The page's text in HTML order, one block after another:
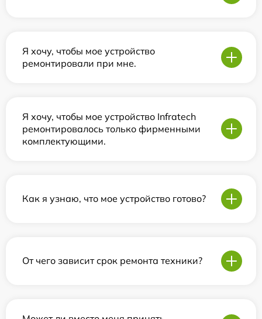
Я хочу, чтобы мое устройство
ремонтировали при мне.
Я хочу, чтобы мое устройство Infratech
ремонтировалось только фирменными
комплектующими.
Как я узнаю, что мое устройство готово?
От чего зависит срок ремонта техники?